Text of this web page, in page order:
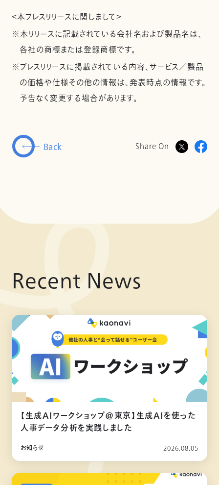
＜本プレスリリースに関しまして＞
※本リリースに記載されている会社名および製品名は、
各社の商標または登録商標です。
※プレスリリースに掲載されている内容、サービス／製品
の価格や仕様その他の情報は、発表時点の情報です。
予告なく変更する場合があります。
Back Share On
Recent News
【生成AIワークショップ@東京】生成AIを使った
人事データ分析を実践しました
お知らせ 2026.08.05